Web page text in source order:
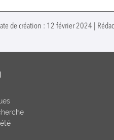
de création : 12 février 2024 |